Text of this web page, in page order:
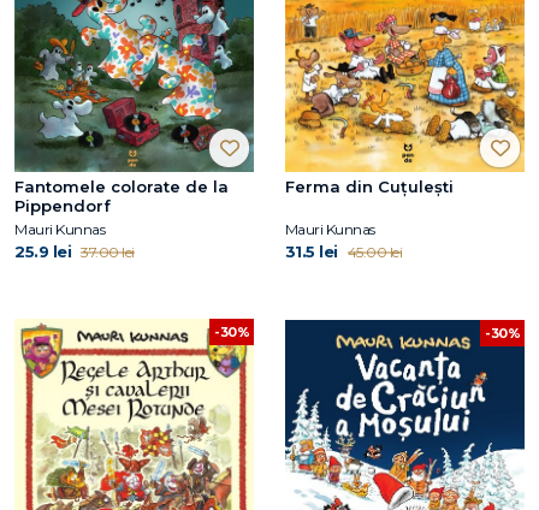
Fantomele colorate de la
Pippendorf
Mauri Kunnas
25.9 lei 37.00 lei
Ferma din Cuțulești
Mauri Kunnas
31.5 lei 45.00 lei
-30% -30%